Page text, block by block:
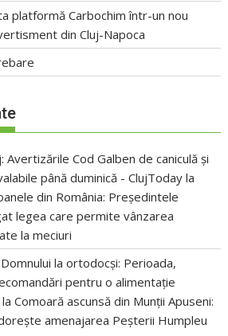
platformă Carbochim într-un nou
din Cluj-Napoca
Avertizările Cod Galben de caniculă și
până duminică - ClujToday la
din România: Președintele
legea care permite vânzarea
la meciuri
la ortodocși: Perioada,
pentru o alimentație
laComoară ascunsă din Munții Apuseni:
amenajarea Peșterii Humpleu